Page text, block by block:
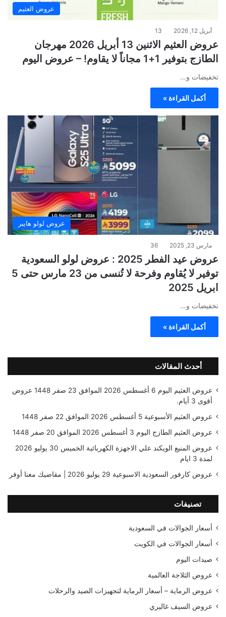
عروض العثيم
أبريل 12, 2026 13
عروض العثيم الاثنين 13 أبريل 2026 مهرجان
الطازج بتوفير 1+1 مجاناً لا يقاوم! – عروض اليوم
تخفيضات و…
أكمل القراءة »
عروض لولو هايبر
مارس 23, 2025 36
عروض عيد الفطر 2025 : عروض لولو السعودية
توفير لا يُقاوم وفرحة لا تُنسى من 23 مارس حتى 5
ابريل 2025
تخفيضات و…
أكمل القراءة »
أحدث المقالات
عروض العثيم اليوم 6 أغسطس 2026 الموافق 23 صفر 1448 عروض
أقوى 3 أيام.
عروض العثيم الأسبوعية 5 أغسطس 2026 الموافق 22 صفر 1448
عروض العثيم الطازج اليوم 3 أغسطس 2026 الموافق 20 صفر 1448
عروض المنيع الويكند علي الاجهزة الكهربائية الخميس 30 يوليو 2026
لمدة 3 ايام
عروض كارفور السعودية الاسبوعية 29 يوليو 2026 | مقاضيك معنا أوفر
تصنيفات
أسعار الجوالات في السعودية
أسعار الجوالات في الكويت
صيدات اليوم
عروض الثلاجة العالمية
عروض الرماية – أسعار الرماية لتجهيزات الصيد والرحلات
عروض السيف غاليري